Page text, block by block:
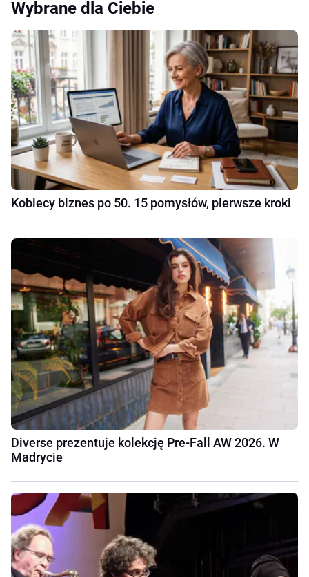
Wybrane dla Ciebie
Kobiecy biznes po 50. 15 pomysłów, pierwsze kroki
Diverse prezentuje kolekcję Pre-Fall AW 2026. W
Madrycie